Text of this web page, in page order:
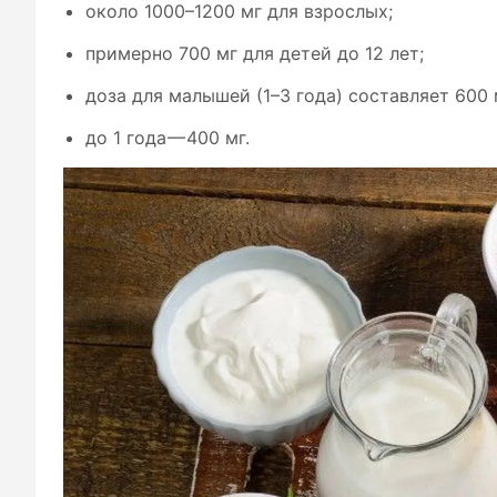
около 1000–1200 мг для взрослых;
примерно 700 мг для детей до 12 лет;
доза для малышей (1–3 года) составляет 600
до 1 года — 400 мг.